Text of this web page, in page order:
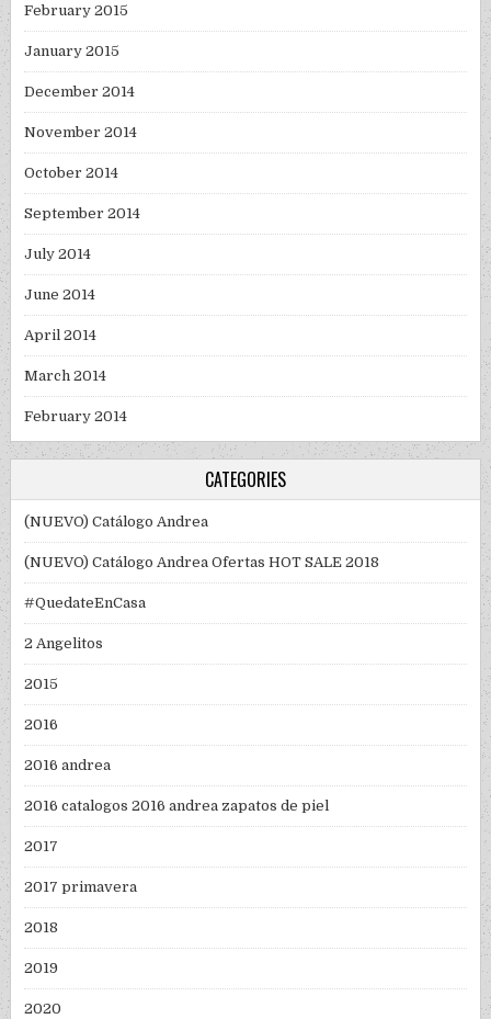
February 2015
January 2015
December 2014
November 2014
October 2014
September 2014
July 2014
June 2014
April 2014
March 2014
February 2014
CATEGORIES
(NUEVO) Catálogo Andrea
(NUEVO) Catálogo Andrea Ofertas HOT SALE 2018
#QuedateEnCasa
2 Angelitos
2015
2016
2016 andrea
2016 catalogos 2016 andrea zapatos de piel
2017
2017 primavera
2018
2019
2020